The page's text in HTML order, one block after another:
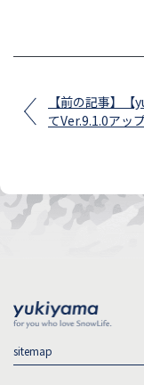
【前の記事】
てVer.9.1.0アッ
sitemap